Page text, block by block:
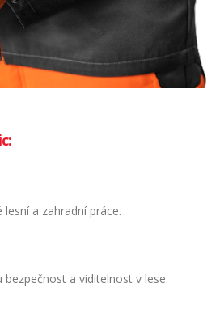
a zahradní práce.
a viditelnost v lese.